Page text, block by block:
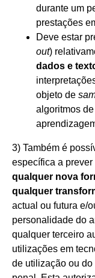
durante um
prestações
Deve estar
out)
dados e
objeto de
algoritmos
3) Também é
específica a prever
qualquer nova
qualquer
actual ou futura e/
personalidade do
qualquer terceiro
utilizações em
de utilização ou